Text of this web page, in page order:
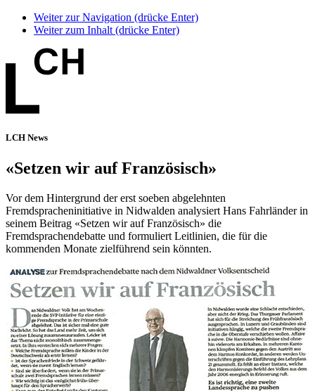
Weiter zur Navigation (drücke Enter)
Weiter zum Inhalt (drücke Enter)
LCH News
«Setzen wir auf Französisch»
Vor dem Hintergrund der erst soeben abgelehnten
Fremdspracheninitiative in Nidwalden analysiert Hans Fahrländer in
seinem Beitrag «Setzen wir auf Französisch» die
Fremdsprachendebatte und formuliert Leitlinien, die für die
kommenden Monate zielführend sein könnten.